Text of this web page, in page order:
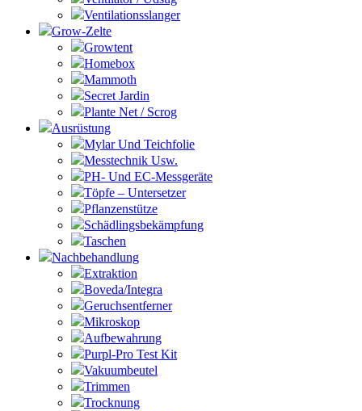
Ventilationsslanger
Grow-Zelte
Growtent
Homebox
Mammoth
Secret Jardin
Plante Net / Scrog
Ausrüstung
Mylar Und Teichfolie
Messtechnik Usw.
PH- Und EC-Messgeräte
Töpfe – Untersetzer
Pflanzenstütze
Schädlingsbekämpfung
Taschen
Nachbehandlung
Extraktion
Boveda/Integra
Geruchsentferner
Mikroskop
Aufbewahrung
Purpl-Pro Test Kit
Vakuumbeutel
Trimmen
Trocknung